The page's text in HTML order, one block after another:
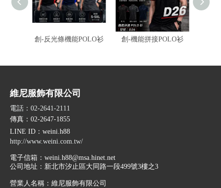
創-反光條機能POLO衫 創-機能拼接POLO衫
維尼服飾有限公司
電話：02-2641-2111
傳真：02-2647-1855
LINE ID ：weini.h88
http://www.weini.com.tw/
電子信箱： weini.h88@msa.hinet.net
公司地址： 新北市汐止區大同路一段499號3樓之3
營業人名稱：維尼服飾有限公司